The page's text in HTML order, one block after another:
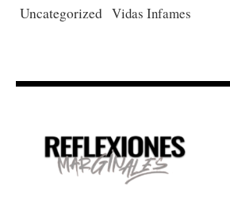
Uncategorized Vidas Infames